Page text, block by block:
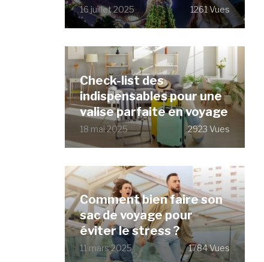
16 juillet 2025 1261 Vues
Check-list des
indispensables pour une
valise parfaite en voyage
18 mai 2025 2923 Vues
Comment bien faire son
sac de voyage pour
éviter le stress ?
11 mars 2025 1784 Vues